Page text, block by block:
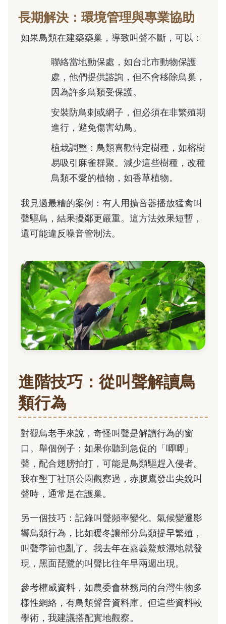
長期解決：環境管理與專業協助
如果鳥類在建築築巢，導致叫聲不斷，可以：
聯絡當地動保處，如台北市動物保護
處，他們提供諮詢，但不會移除鳥巢，
因為許多鳥類受保護。
安裝防鳥刺或網子，但必須在非繁殖期
進行，避免傷害幼鳥。
植栽調整：鳥類喜歡特定樹種，如榕樹
易吸引麻雀群聚。減少這些樹種，改種
鳥類不愛的植物，如香草植物。
我見過最糟的案例：有人用擴音器播放猛禽叫
聲驅鳥，結果擾鄰更嚴重。這方法效果短暫，
還可能違反噪音管制法。
進階技巧：從叫聲解讀鳥
類行為
對觀鳥老手來說，奇怪叫聲是解讀行為的窗
口。舉個例子：如果你聽到急促的「唧唧」
聲，配合翅膀拍打，可能是鳥類驅趕入侵者。
我在墾丁社頂公園觀察過，赤腹鷹發出尖銳叫
聲時，通常是在護巢。
另一個技巧：記錄叫聲頻率變化。氣候變遷影
響鳥類行為，比如暖冬讓部分鳥類提早繁殖，
叫聲季節也亂了。我去年在嘉義鰲鼓濕地就發
現，黑面琵鷺的叫聲比往年早兩週出現。
參考權威資料，如農委會林務局的台灣生物多
樣性網絡，有鳥類聲音資料庫。但這些資料較
學術，我建議搭配實地觀察。